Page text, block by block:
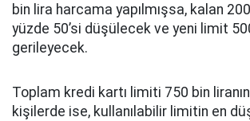
bin lira harcama yapılmışsa, kalan
yüzde 50’si düşülecek ve yeni limit
gerileyecek.
Toplam kredi kartı limiti 750 bin
kişilerde ise, kullanılabilir limitin en